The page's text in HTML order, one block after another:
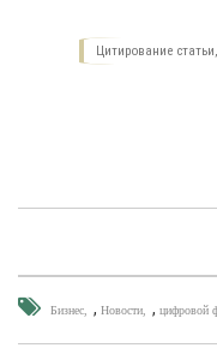
Цитирование
Бизнес , Новости , цифровой